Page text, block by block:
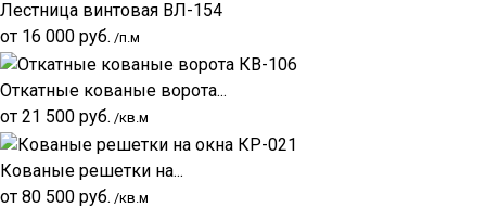
Лестница винтовая ВЛ-154
от 16 000 руб. /п.м
Откатные кованые ворота...
от 21 500 руб. /кв.м
Кованые решетки на...
от 80 500 руб. /кв.м